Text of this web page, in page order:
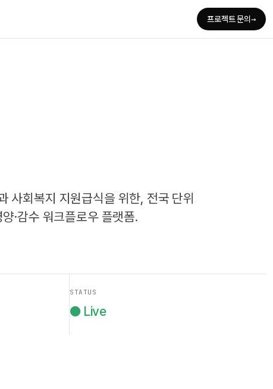
프로젝트 문의→
사회복지 지원급식을 위한, 전국 단위
양·감수 워크플로우 플랫폼.
STATUS
● Live